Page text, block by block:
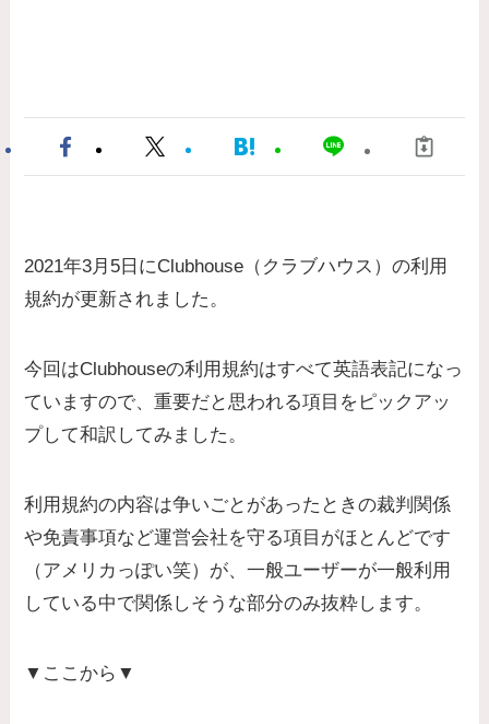
2021年3月5日にClubhouse（クラブハウス）の利用
規約が更新されました。
今回はClubhouseの利用規約はすべて英語表記になっ
ていますので、重要だと思われる項目をピックアッ
プして和訳してみました。
利用規約の内容は争いごとがあったときの裁判関係
や免責事項など運営会社を守る項目がほとんどです
（アメリカっぽい笑）が、一般ユーザーが一般利用
している中で関係しそうな部分のみ抜粋します。
▼ここから▼